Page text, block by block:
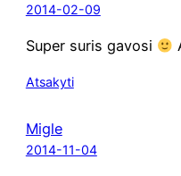
2014-02-09
Super suris gavo­si
Atsakyti
Migle
2014-11-04